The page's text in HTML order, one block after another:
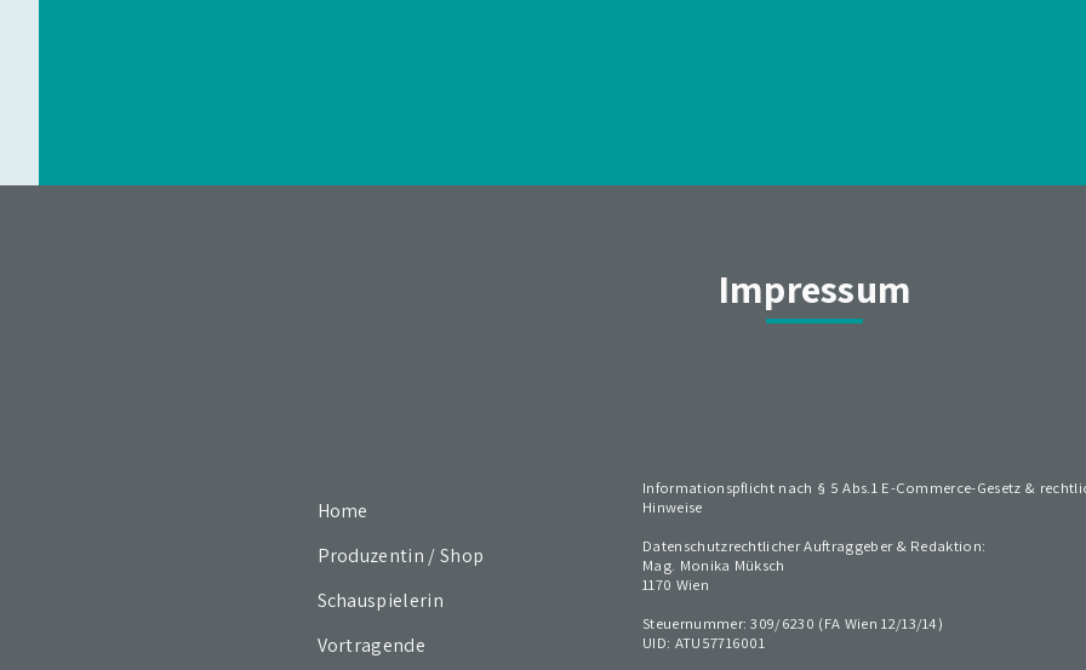
Impressum
Home
Produzentin / Shop
Schauspielerin
Vortragende
Informationspflicht nach § 5 Abs.1 E-Commerce-Gesetz &
Hinweise
Datenschutzrechtlicher Auftraggeber & Redaktion:
Mag. Monika Müksch
1170 Wien
Steuernummer: 309/6230 (FA Wien 12/13/14)
UID: ATU57716001